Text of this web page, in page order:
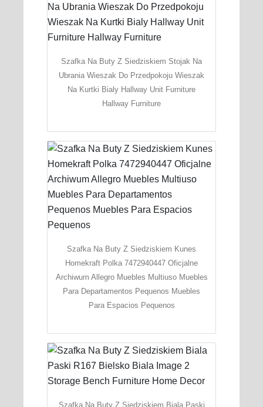
Szafka Na Buty Z Siedziskiem Stojak Na
Ubrania Wieszak Do Przedpokoju Wieszak
Na Kurtki Bialy Hallway Unit Furniture
Hallway Furniture
Szafka Na Buty Z Siedziskiem Kunes
Homekraft Polka 7472940447 Oficjalne
Archiwum Allegro Muebles Multiuso Muebles
Para Departamentos Pequenos Muebles
Para Espacios Pequenos
Szafka Na Buty Z Siedziskiem Biala Paski